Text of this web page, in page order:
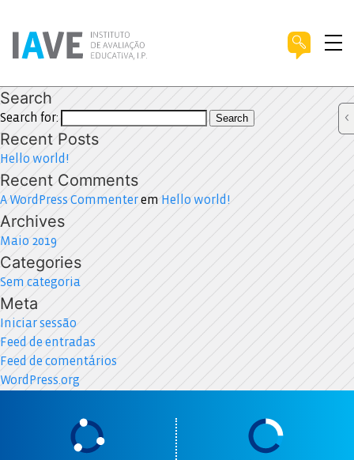
Search
Search for: Search
Recent Posts
Hello world!
Recent Comments
A WordPress Commenterem Hello world!
Archives
Maio 2019
Categories
Sem categoria
Meta
Iniciar sessão
Feed de entradas
Feed de comentários
WordPress.org